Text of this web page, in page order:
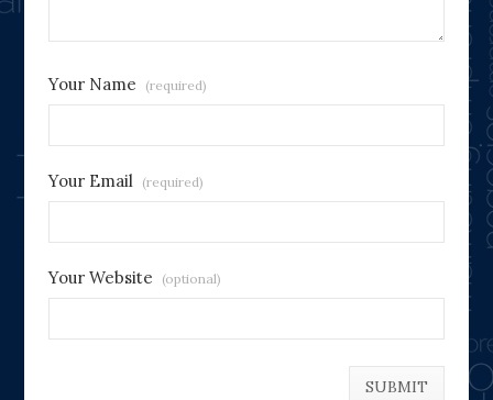
Your Name (required)
Your Email (required)
Your Website (optional)